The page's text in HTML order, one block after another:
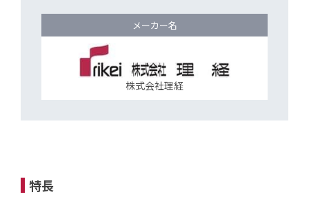
メーカー名
株式会社理経
特長